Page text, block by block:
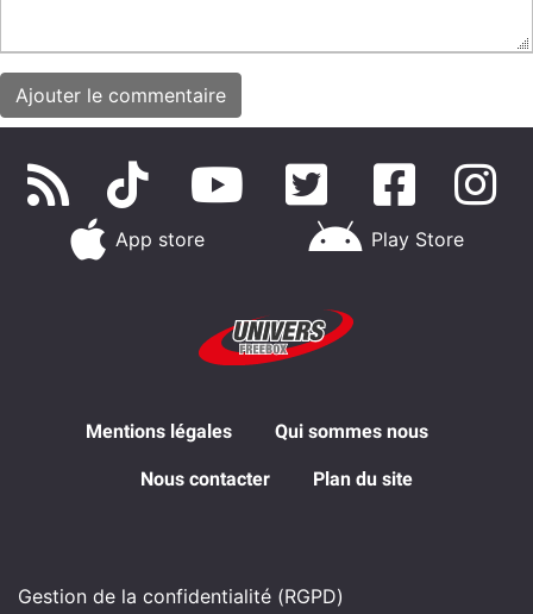
App store Play Store
Mentions légales Qui sommes nous
Nous contacter Plan du site
Gestion de la confidentialité (RGPD)